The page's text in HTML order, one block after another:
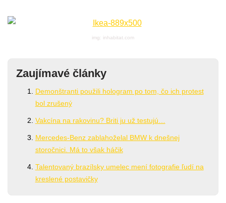
img: inhabitat.com
Zaujímavé články
Demonštranti použili hologram po tom, čo ich protest
bol zrušený
Vakcína na rakovinu? Briti ju už testujú…
Mercedes-Benz zablahoželal BMW k dnešnej
storočnici. Má to však háčik
Talentovaný brazílsky umelec mení fotografie ľudí na
kreslené postavičky